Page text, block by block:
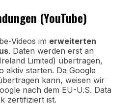
(YouTube)
Videos im erweiterten
. Daten werden erst an
Limited) übertragen,
aktiv starten. Da Google
kann, weisen wir
nach dem EU-U.S. Data
zertifiziert ist.